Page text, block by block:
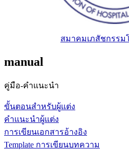
สมาคมเภสัชกรรม
manual
คู่มือ-คำแนะนำ
ขั้นตอนสำหรับผู้แต่ง
คำแนะนำผู้แต่ง
การเขียนเอกสารอ้างอิง
Template การเขียนบทความ